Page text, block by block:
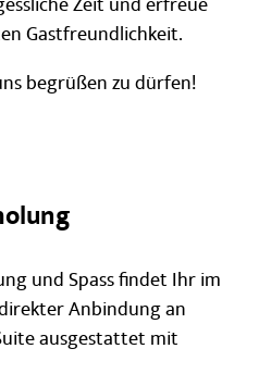
Gastfreundlichkeit.
begrüßen zu dürfen!
und Spass findet Ihr im
Anbindung an
ausgestattet mit